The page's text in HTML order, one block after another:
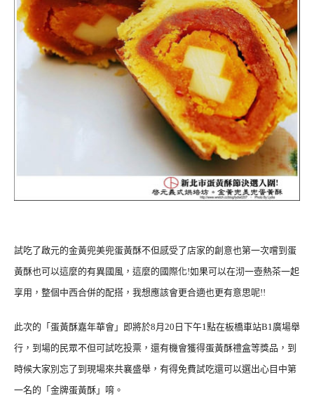
試吃了啟元的金黃兜美兜蛋黃酥不但感受了店家的創意也第一次嚐到蛋
黃酥也可以這麼的有異國風，這麼的國際化!如果可以在沏一壺熱茶一起
享用，整個中西合併的配搭，我想應該會更合適也更有意思呢!!
此次的「蛋黃酥嘉年華會」即將於8月20日下午1點在板橋車站B1廣場舉
行，到場的民眾不但可試吃投票，還有機會獲得蛋黃酥禮盒等獎品，到
時候大家別忘了到現場來共襄盛舉，有得免費試吃還可以選出心目中第
一名的「金牌蛋黃酥」唷。